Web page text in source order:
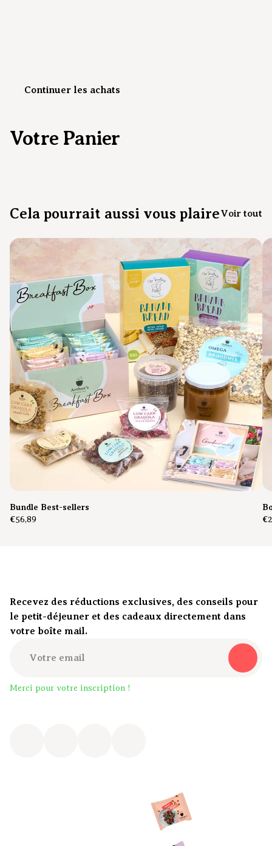
Continuer les achats
Votre Panier
Cela pourrait aussi vous plaireVoir tout
Bundle Best-sellers
€56,89
Recevez des réductions exclusives, des conseils pour
le petit-déjeuner et des cadeaux directement dans
votre boîte mail.
Merci pour votre inscription !